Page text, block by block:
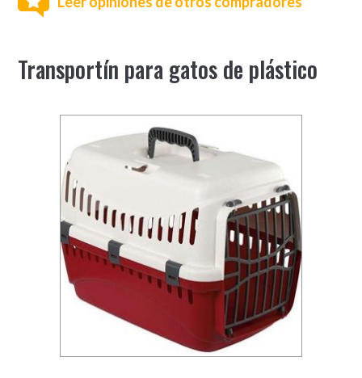
Transportín para gatos de plástico